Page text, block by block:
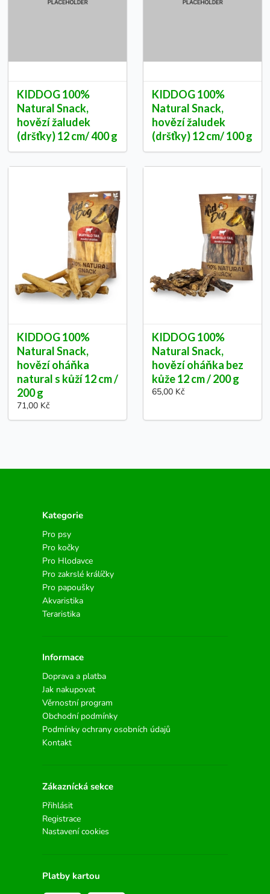
KIDDOG 100%
Natural Snack,
hovězí žaludek
(dršťky) 12 cm/ 400 g
KIDDOG 100%
Natural Snack,
hovězí žaludek
(dršťky) 12 cm/ 100 g
KIDDOG 100%
Natural Snack,
hovězí oháňka
natural s kůží 12 cm /
200 g
71,00 Kč
KIDDOG 100%
Natural Snack,
hovězí oháňka bez
kůže 12 cm / 200 g
65,00 Kč
Kategorie
Pro psy
Pro kočky
Pro Hlodavce
Pro zakrslé králíčky
Pro papoušky
Akvaristika
Teraristika
Informace
Doprava a platba
Jak nakupovat
Věrnostní program
Obchodní podmínky
Podmínky ochrany osobních údajů
Kontakt
Zákaznícká sekce
Přihlásit
Registrace
Nastavení cookies
Platby kartou